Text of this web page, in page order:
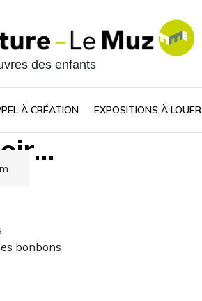
des enfants
À CRÉATION EXPOSITIONS À LOUER
bonbons